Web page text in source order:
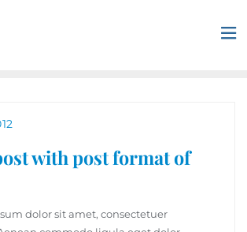
with post format of
dolor sit amet, consectetuer